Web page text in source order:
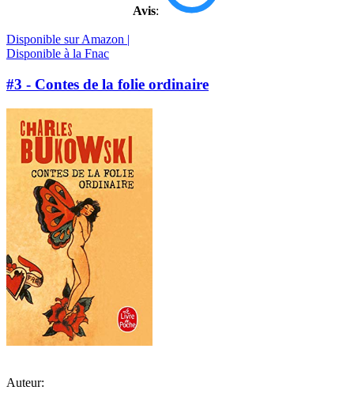
Avis:
Disponible sur Amazon |
Disponible à la Fnac
#3 - Contes de la folie ordinaire
Auteur: